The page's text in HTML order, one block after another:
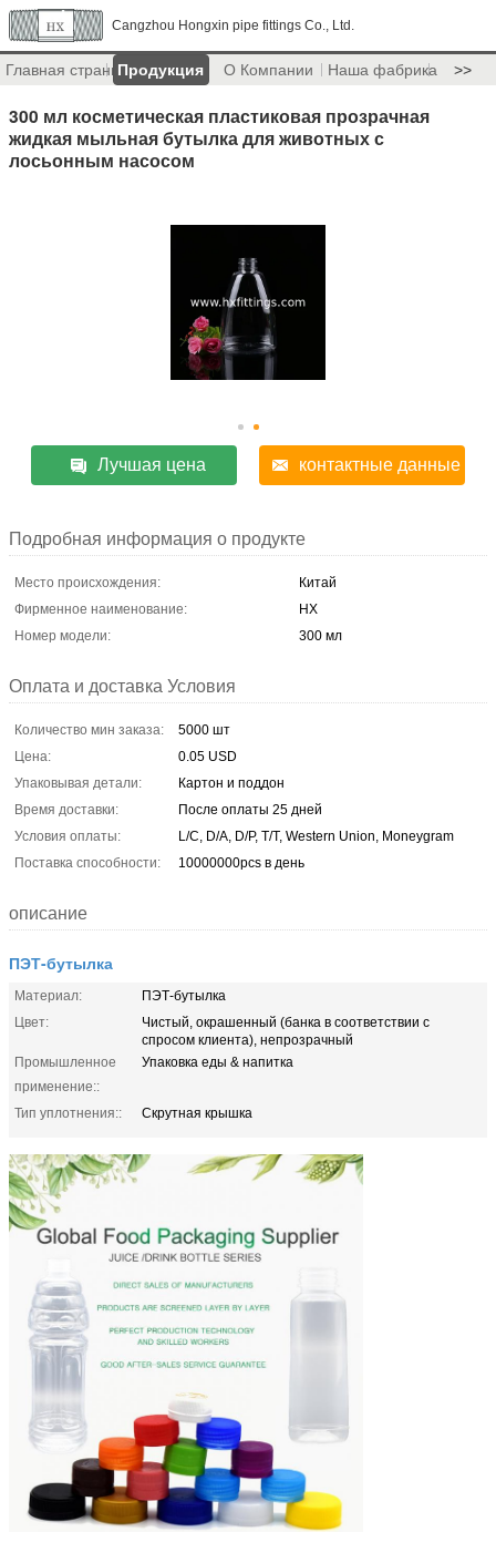
Cangzhou Hongxin pipe fittings Co., Ltd.
Главная страницаПродукция О Компании Наша фабрика >>
300 мл косметическая пластиковая прозрачная
жидкая мыльная бутылка для животных с
лосьонным насосом
Лучшая цена контактные данные
Подробная информация о продукте
Место происхождения:
Китай
Фирменное наименование:
HX
Номер модели:
300 мл
Оплата и доставка Условия
Количество мин заказа:
5000 шт
Цена:
0.05 USD
Упаковывая детали:
Картон и поддон
Время доставки:
После оплаты 25 дней
Условия оплаты:
L/C, D/A, D/P, T/T, Western Union, Moneygram
Поставка способности:
10000000pcs в день
описание
ПЭТ-бутылка
Материал:
ПЭТ-бутылка
Цвет:
Чистый, окрашенный (банка в соответствии с
спросом клиента), непрозрачный
Промышленное
применение::
Упаковка еды & напитка
Тип уплотнения:: Скрутная крышка